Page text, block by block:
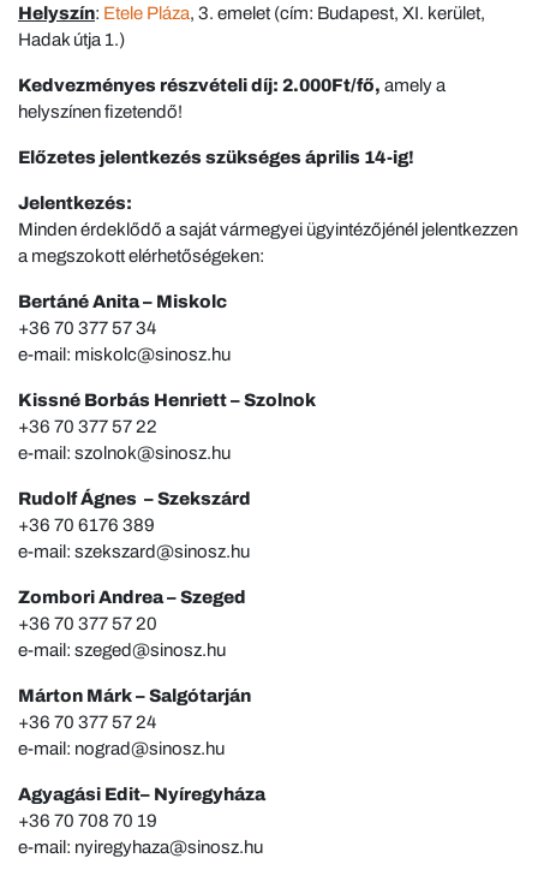
Helyszín: Etele Pláza, 3. emelet (cím: Budapest, XI. kerület,
Hadak útja 1.)
Kedvezményes részvételi díj: 2.000Ft/fő, amely a
helyszínen fizetendő!
Előzetes jelentkezés szükségesáprilis 14-ig!
Jelentkezés:
Minden érdeklődő a saját vármegyei ügyintézőjénél jelentkezzen
a megszokott elérhetőségeken:
Bertáné Anita – Miskolc
+36 70 377 57 34
e-mail: miskolc@sinosz.hu
Kissné Borbás Henriett – Szolnok
+36 70 377 57 22
e-mail: szolnok@sinosz.hu
Rudolf Ágnes – Szekszárd
+36 70 6176 389
e-mail: szekszard@sinosz.hu
Zombori Andrea – Szeged
+36 70 377 57 20
e-mail: szeged@sinosz.hu
Márton Márk – Salgótarján
+36 70 377 57 24
e-mail: nograd@sinosz.hu
Agyagási Edit– Nyíregyháza
+36 70 708 70 19
e-mail: nyiregyhaza@sinosz.hu